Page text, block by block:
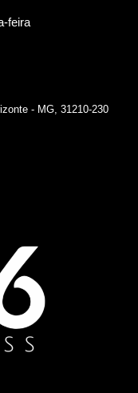
feira
- MG, 31210-230